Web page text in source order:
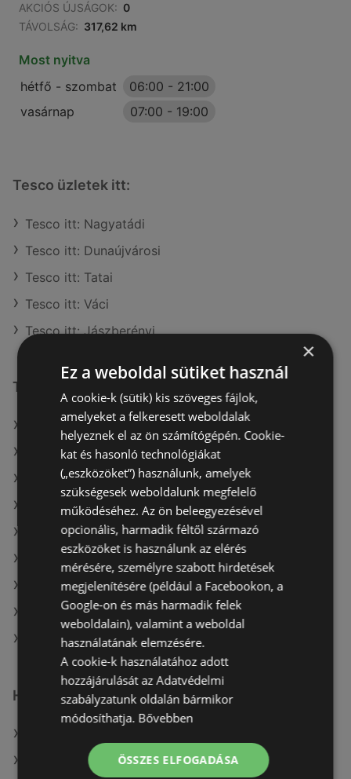
AKCIÓS ÚJSÁGOK: 0
TÁVOLSÁG: 317,62 km
Most nyitva
hétfő - szombat
06:00 - 21:00
vasárnap
07:00 - 19:00
Tesco üzletek itt:
Tesco itt: Nagyatádi
Tesco itt: Dunaújvárosi
Tesco itt: Tatai
Tesco itt: Váci
Tesco itt: Jászberényi
További linkek
A(z) Tesco ajánlatai
A(z) Interspar ajánlatai
A(z) Privát max ajánlatai
A(z) Coop aktuális akciós újságjai
A(z) Family Frost aktuális akciós újságjai
A(z) Reál aktuális akciós újságjai
A(z) Metro aktuális akciós újságjai
A(z) Privát aktuális akciós újságjai
A(z) Tesco üzletei itt: Sopron-Fertődi
Hasonló kiskereskedők
A(z) Fressnapf-Hungária Kft. ajánlatai
×
Ez a weboldal sütiket használ
A cookie-k (sütik) kis szöveges fájlok,
amelyeket a felkeresett weboldalak
helyeznek el az ön számítógépén. Cookie-
kat és hasonló technológiákat
(„eszközöket”) használunk, amelyek
szükségesek weboldalunk megfelelő
működéséhez. Az ön beleegyezésével
opcionális, harmadik féltől származó
eszközöket is használunk az elérés
mérésére, személyre szabott hirdetések
megjelenítésére (például a Facebookon, a
Google-on és más harmadik felek
weboldalain), valamint a weboldal
használatának elemzésére.
A cookie-k használatához adott
hozzájárulását az Adatvédelmi
szabályzatunk oldalán bármikor
módosíthatja. Bővebben
ÖSSZES ELFOGADÁSA